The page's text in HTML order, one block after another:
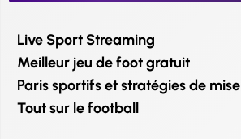
Live Sport Streaming
Meilleur jeu de foot gratuit
Paris sportifs et stratégies de mise
Tout sur le football